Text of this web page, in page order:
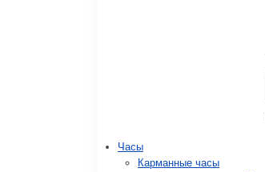
Часы
Карманные часы